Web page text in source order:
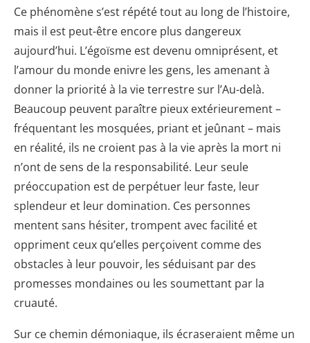
Ce phénomène s’est répété tout au long de l’histoire,
mais il est peut-être encore plus dangereux
aujourd’hui. L’égoïsme est devenu omniprésent, et
l’amour du monde enivre les gens, les amenant à
donner la priorité à la vie terrestre sur l’Au-delà.
Beaucoup peuvent paraître pieux extérieurement –
fréquentant les mosquées, priant et jeûnant – mais
en réalité, ils ne croient pas à la vie après la mort ni
n’ont de sens de la responsabilité. Leur seule
préoccupation est de perpétuer leur faste, leur
splendeur et leur domination. Ces personnes
mentent sans hésiter, trompent avec facilité et
oppriment ceux qu’elles perçoivent comme des
obstacles à leur pouvoir, les séduisant par des
promesses mondaines ou les soumettant par la
cruauté.
Sur ce chemin démoniaque, ils écraseraient même un